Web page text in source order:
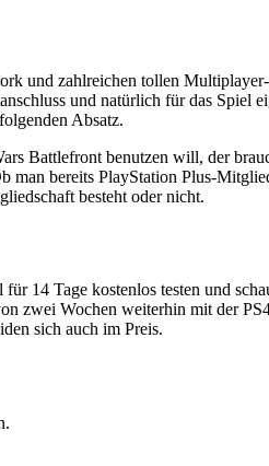
und zahlreichen tollen
und natürlich für das Spiel
Absatz.
Battlefront benutzen will, der
bereits PlayStation Plus-
besteht oder nicht.
14 Tage kostenlos testen und
zwei Wochen weiterhin mit der
sich auch im Preis.